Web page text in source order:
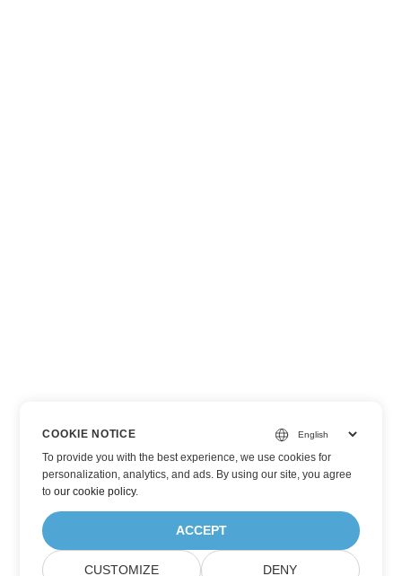
COOKIE NOTICE
To provide you with the best experience, we use cookies for
personalization, analytics, and ads. By using our site, you agree
toour cookie policy.
ACCEPT
CUSTOMIZE DENY